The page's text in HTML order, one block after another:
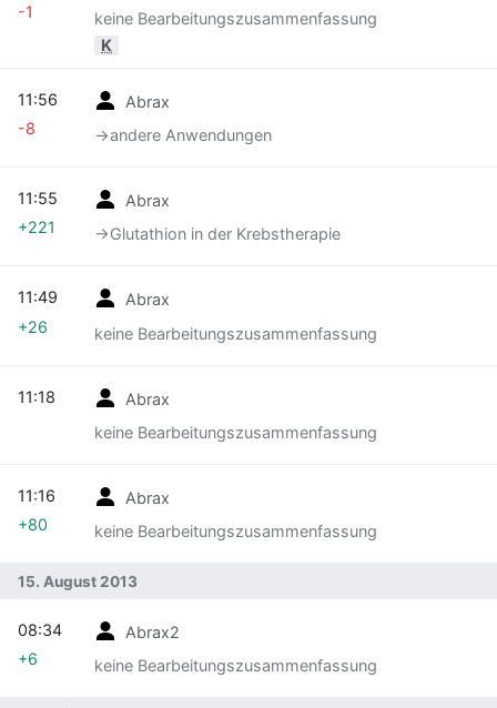
keine Bearbeitungszusammenfassung
K
-1
Abrax
→‎andere Anwendungen
11:56
-8
Abrax
→‎Glutathion in der Krebstherapie
11:55
+221
Abrax
keine Bearbeitungszusammenfassung
11:49
+26
Abrax
keine Bearbeitungszusammenfassung
11:18
Abrax
keine Bearbeitungszusammenfassung
11:16
+80
15. August 2013
Abrax2
keine Bearbeitungszusammenfassung
08:34
+6